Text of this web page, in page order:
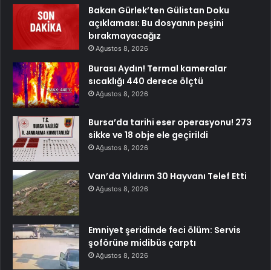
Bakan Gürlek’ten Gülistan Doku
açıklaması: Bu dosyanın peşini
bırakmayacağız
Ağustos 8, 2026
Burası Aydın! Termal kameralar
sıcaklığı 440 derece ölçtü
Ağustos 8, 2026
Bursa’da tarihi eser operasyonu! 273
sikke ve 18 obje ele geçirildi
Ağustos 8, 2026
Van’da Yıldırım 30 Hayvanı Telef Etti
Ağustos 8, 2026
Emniyet şeridinde feci ölüm: Servis
şoförüne midibüs çarptı
Ağustos 8, 2026